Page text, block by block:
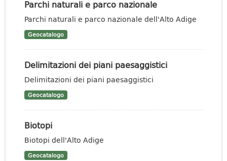
Parchi naturali e parco nazionale
Parchi naturali e parco nazionale dell'Alto Adige
Geocatalogo
Delimitazioni dei piani paesaggistici
Delimitazioni dei piani paesaggistici
Geocatalogo
Biotopi
Biotopi dell'Alto Adige
Geocatalogo